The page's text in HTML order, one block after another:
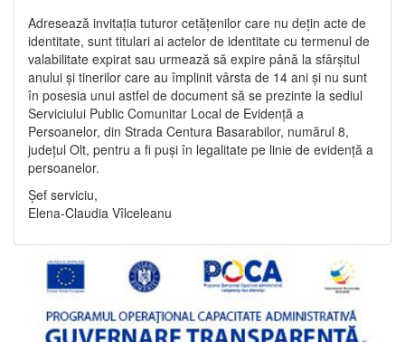
Adresează invitația tuturor cetățenilor care nu dețin acte de
identitate, sunt titulari ai actelor de identitate cu termenul de
valabilitate expirat sau urmează să expire până la sfârșitul
anului și tinerilor care au împlinit vârsta de 14 ani și nu sunt
în posesia unui astfel de document să se prezinte la sediul
Serviciului Public Comunitar Local de Evidență a
Persoanelor, din Strada Centura Basarabilor, numărul 8,
județul Olt, pentru a fi puși în legalitate pe linie de evidență a
persoanelor.
Șef serviciu,
Elena-Claudia Vîlceleanu